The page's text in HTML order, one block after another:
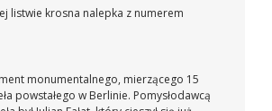
listwie krosna nalepka z numerem
monumentalnego, mierzącego 15
powstałego w Berlinie. Pomysłodawcą